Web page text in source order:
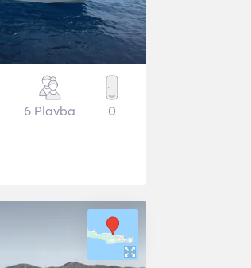
6 Plavba 0